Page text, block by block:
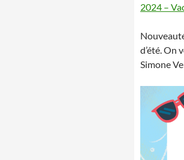
2024 –
d’été. On
Simone